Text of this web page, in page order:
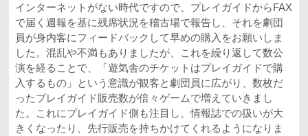
インターネットがない時代ですので、プレイガイドからFAX
で届く週報を基に残席状況を稽古場で報告し、それを劇団
員が身内客にフィードバックして早めの購入をお願いしま
した。混乱や不満もありましたが、これを繰り返して数公
演を経ることで、「遊気舎のチケットはプレイガイドで購
入するもの」という意識が観客と劇団員に広がり、数枚だ
ったプレイガイド販売数が倍々ゲームで増えていきまし
た。これにプレイガイド側も注目し、情報誌での扱いが大
きくなったり、先行販売を持ちかけてくれるようになりま